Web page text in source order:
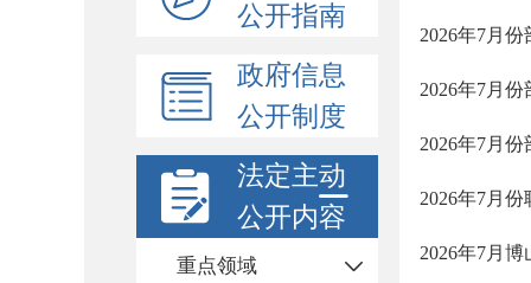
公开指南
政府信息
公开制度
法定主动
公开内容
重点领域
2026年7月
2026年7月
2026年7月
2026年7月
2026年7月